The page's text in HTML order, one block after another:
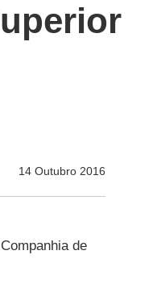
14 Outubro 2016
de